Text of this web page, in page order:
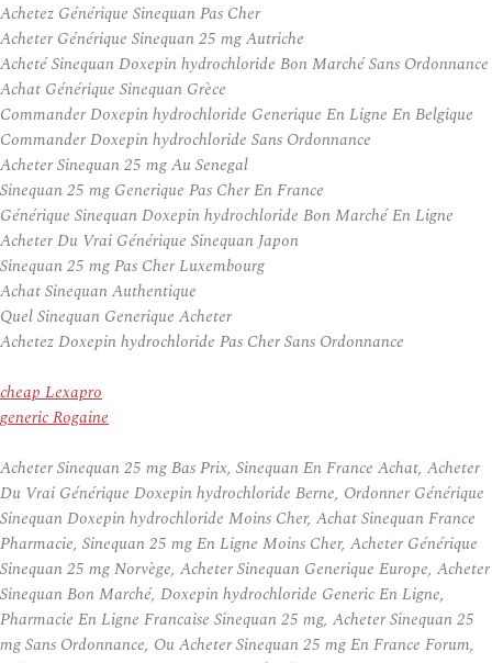
Achetez Générique Sinequan Pas Cher
Acheter Générique Sinequan 25 mg Autriche
Acheté Sinequan Doxepin hydrochloride Bon Marché Sans Ordonnance
Achat Générique Sinequan Grèce
Commander Doxepin hydrochloride Generique En Ligne En Belgique
Commander Doxepin hydrochloride Sans Ordonnance
Acheter Sinequan 25 mg Au Senegal
Sinequan 25 mg Generique Pas Cher En France
Générique Sinequan Doxepin hydrochloride Bon Marché En Ligne
Acheter Du Vrai Générique Sinequan Japon
Sinequan 25 mg Pas Cher Luxembourg
Achat Sinequan Authentique
Quel Sinequan Generique Acheter
Achetez Doxepin hydrochloride Pas Cher Sans Ordonnance
cheap Lexapro
generic Rogaine
Acheter Sinequan 25 mg Bas Prix, Sinequan En France Achat, Acheter
Du Vrai Générique Doxepin hydrochloride Berne, Ordonner Générique
Sinequan Doxepin hydrochloride Moins Cher, Achat Sinequan France
Pharmacie, Sinequan 25 mg En Ligne Moins Cher, Acheter Générique
Sinequan 25 mg Norvège, Acheter Sinequan Generique Europe, Acheter
Sinequan Bon Marché, Doxepin hydrochloride Generic En Ligne,
Pharmacie En Ligne Francaise Sinequan 25 mg, Acheter Sinequan 25
mg Sans Ordonnance, Ou Acheter Sinequan 25 mg En France Forum,